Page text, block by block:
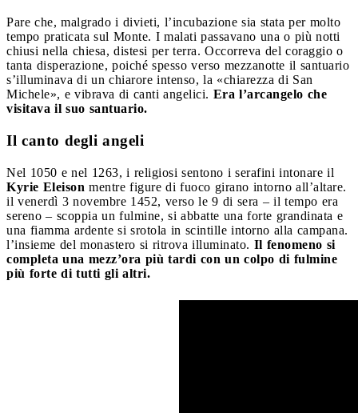
Pare che, malgrado i divieti, l’incubazione sia stata per molto
tempo praticata sul Monte. I malati passavano una o più notti
chiusi nella chiesa, distesi per terra. Occorreva del coraggio o
tanta disperazione, poiché spesso verso mezzanotte il santuario
s’illuminava di un chiarore intenso, la «chiarezza di San
Michele», e vibrava di canti angelici. Era l’arcangelo che
visitava il suo santuario.
Il canto degli angeli
Nel 1050 e nel 1263, i religiosi sentono i serafini intonare il
Kyrie Eleison mentre figure di fuoco girano intorno all’altare.
il venerdì 3 novembre 1452, verso le 9 di sera – il tempo era
sereno – scoppia un fulmine, si abbatte una forte grandinata e
una fiamma ardente si srotola in scintille intorno alla campana.
l’insieme del monastero si ritrova illuminato. Il fenomeno si
completa una mezz’ora più tardi con un colpo di fulmine
più forte di tutti gli altri.